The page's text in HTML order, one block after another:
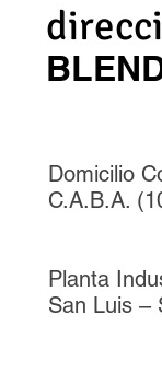
Domicilio
C.A.B.A.
Planta
San Luis –